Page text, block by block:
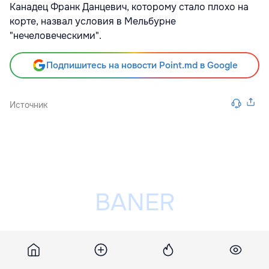
Канадец Франк Данцевич, которому стало плохо на
корте, назвал условия в Мельбурне
"нечеловеческими".
Подпишитесь на новости Point.md в Google
Источник